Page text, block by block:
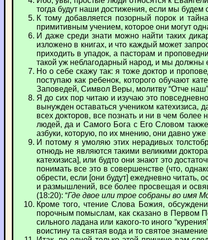
тогда будут наши достижения, если мы
К тому добавляется позорный порок и
примитивным учением, которое они могут
И даже среди знати можно найти таких
изложено в книгах, и что каждый может
приходить в упадок, а пасторам и
такой уж неблагодарный народ, и мы должны
Но о себе скажу так: я тоже доктор и
поступаю как ребенок, которого обучают
Заповедей, Символ Веры, молитву “Отче
Я до сих пор читаю и изучаю это
вынужден оставаться учеником катехизиса,
всех докторов, все познать и ни в чем более
людей, да и Самого Бога с Его Словом
азбуки, которую, по их мнению, они давно уже
И потому я умоляю этих нерадивых
отнюдь не являются такими великими
катехизиса], или будто они знают это
понимать все это в совершенстве (что,
обрести, если [они будут] ежедневно читать,
и размышлений, все более просвещая и
(18:20): “Где двое или трое собраны во имя
Кроме того, чтение Слова Божия,
порочным помыслам, как сказано в Первом
сильного ладана или какого-то иного
воистину та святая вода и то святое